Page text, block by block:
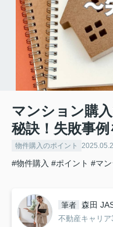
マンション購
秘訣！失敗事
物件購入のポイント
#物件購入 #ポイント #マ
筆者 森田
不動産キャリア